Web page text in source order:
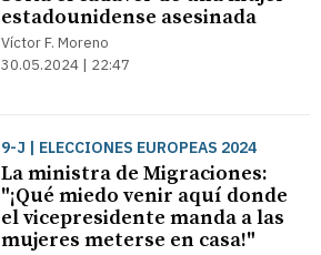
estadounidense asesinada
Víctor F. Moreno
30.05.2024 | 22:47
9-J | ELECCIONES EUROPEAS 2024
La ministra de Migraciones:
"¡Qué miedo venir aquí donde
el vicepresidente manda a las
mujeres meterse en casa!"